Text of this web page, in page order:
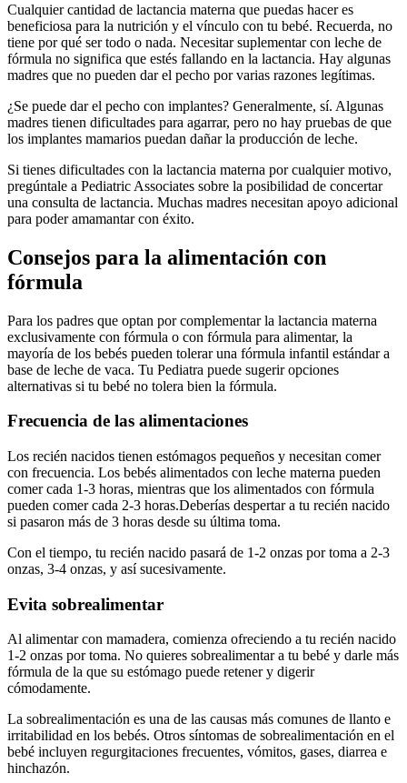
Cualquier cantidad de lactancia materna que puedas hacer es
beneficiosa para la nutrición y el vínculo con tu bebé. Recuerda, no
tiene por qué ser todo o nada. Necesitar suplementar con leche de
fórmula no significa que estés fallando en la lactancia. Hay algunas
madres que no pueden dar el pecho por varias razones legítimas.
¿Se puede dar el pecho con implantes? Generalmente, sí. Algunas
madres tienen dificultades para agarrar, pero no hay pruebas de que
los implantes mamarios puedan dañar la producción de leche.
Si tienes dificultades con la lactancia materna por cualquier motivo,
pregúntale a Pediatric Associates sobre la posibilidad de concertar
una consulta de lactancia. Muchas madres necesitan apoyo adicional
para poder amamantar con éxito.
Consejos para la alimentación con
fórmula
Para los padres que optan por complementar la lactancia materna
exclusivamente con fórmula o con fórmula para alimentar, la
mayoría de los bebés pueden tolerar una fórmula infantil estándar a
base de leche de vaca. Tu Pediatra puede sugerir opciones
alternativas si tu bebé no tolera bien la fórmula.
Frecuencia de las alimentaciones
Los recién nacidos tienen estómagos pequeños y necesitan comer
con frecuencia. Los bebés alimentados con leche materna pueden
comer cada 1-3 horas, mientras que los alimentados con fórmula
pueden comer cada 2-3 horas.Deberías despertar a tu recién nacido
si pasaron más de 3 horas desde su última toma.
Con el tiempo, tu recién nacido pasará de 1-2 onzas por toma a 2-3
onzas, 3-4 onzas, y así sucesivamente.
Evita sobrealimentar
Al alimentar con mamadera, comienza ofreciendo a tu recién nacido
1-2 onzas por toma. No quieres sobrealimentar a tu bebé y darle más
fórmula de la que su estómago puede retener y digerir
cómodamente.
La sobrealimentación es una de las causas más comunes de llanto e
irritabilidad en los bebés. Otros síntomas de sobrealimentación en el
bebé incluyen regurgitaciones frecuentes, vómitos, gases, diarrea e
hinchazón.